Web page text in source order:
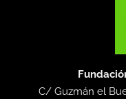
C/ Guzmán el